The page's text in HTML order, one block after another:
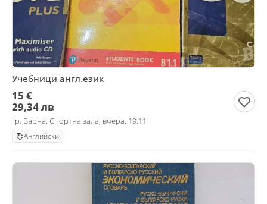
Учебници англ.език
15 €
29,34 лв
гр. Варна, Спортна зала, вчера, 19:11
Английски